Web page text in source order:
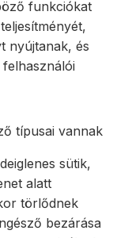
funkciókat
nyújtanak, és
típusai vannak
sütik,
alatt
törlődnek
bezárása